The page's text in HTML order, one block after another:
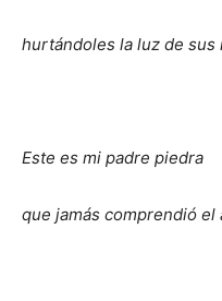
hurtándoles la luz de sus
Este es mi padre piedra
que jamás comprendió el